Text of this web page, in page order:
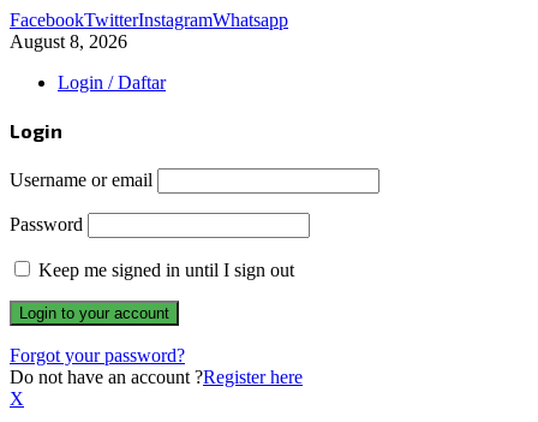
FacebookTwitterInstagramWhatsapp
August 8, 2026
Login / Daftar
Login
Username or email
Password
Keep me signed in until I sign out
Forgot your password?
Do not have an account ?Register here
X